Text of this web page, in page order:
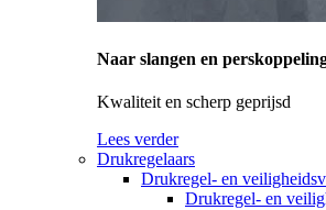
Naar slangen en
Kwaliteit en scherp geprijsd
Lees verder
Drukregelaars
Drukregel- en
Drukregel- en